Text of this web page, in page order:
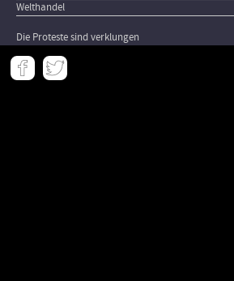
Welthandel
Die Proteste sind verklungen
Meta
-